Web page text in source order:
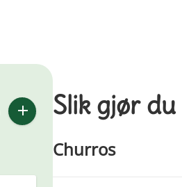
Slik gjør du
Churros